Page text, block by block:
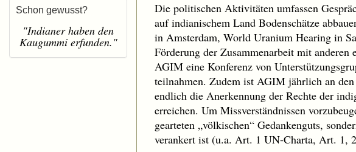
Die politischen Aktivitäten umfassen
auf indianischem Land Bodenschätze
in Amsterdam, World Uranium Hearing in
Förderung der Zusammenarbeit mit
AGIM eine Konferenz von
teilnahmen. Zudem ist AGIM jährlich an
endlich die Anerkennung der Rechte der
erreichen. Um Missverständnissen
gearteten „völkischen“ Gedankenguts,
verankert ist (u.a. Art. 1 UN-Charta, Art. 1,
Schon gewusst?
"Indianer haben den
Kaugummi erfunden."